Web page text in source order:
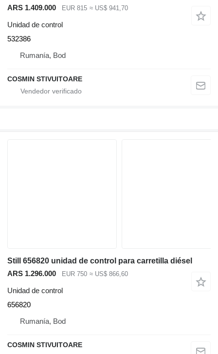
ARS 1.409.000
EUR 815 ≈ US$ 941,70
Unidad de control
532386
Rumanía, Bod
COSMIN STIVUITOARE
Still 656820 unidad de control para carretilla diésel
ARS 1.296.000
EUR 750 ≈ US$ 866,60
Unidad de control
656820
Rumanía, Bod
COSMIN STIVUITOARE